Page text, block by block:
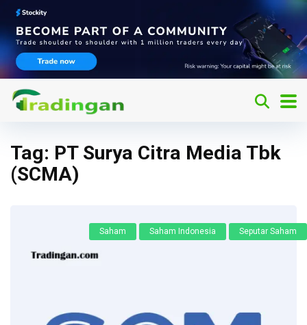
Tag: PT Surya Citra Media Tbk
(SCMA)
Saham Saham Indonesia Seputar Saham